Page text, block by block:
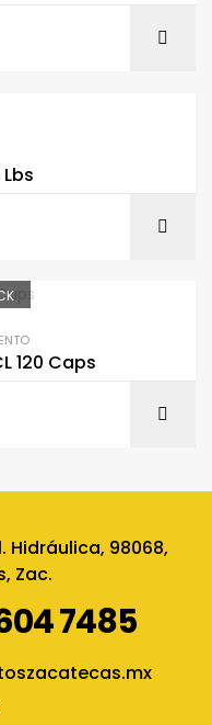
120 Caps
Hidráulica, 98068,
Zac.
7485